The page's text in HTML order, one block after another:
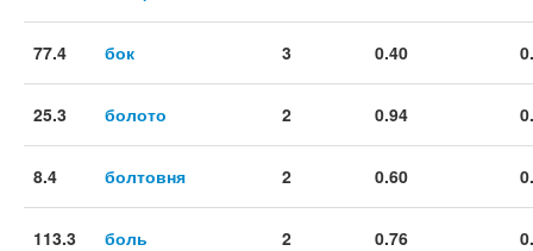
77.4 бок 3 0.40
25.3 болото 2 0.94
8.4 болтовня 2 0.60
113.3 боль 2 0.76